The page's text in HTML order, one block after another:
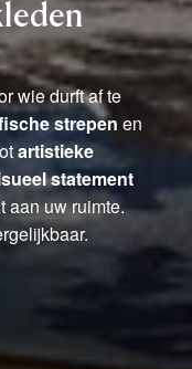
wie durft af te
strepen en
artistieke
statement
aan uw ruimte.